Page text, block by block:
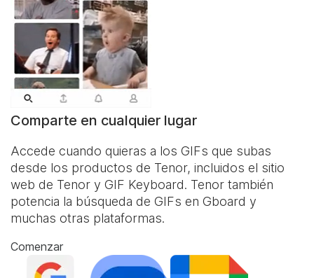
Comparte en cualquier lugar
Accede cuando quieras a los GIFs que subas
desde los productos de Tenor, incluidos el sitio
web de Tenor y GIF Keyboard. Tenor también
potencia la búsqueda de GIFs en Gboard y
muchas otras plataformas.
Comenzar